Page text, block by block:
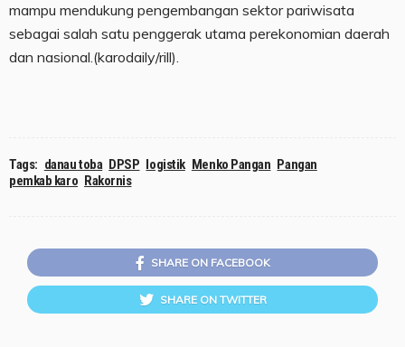
mampu mendukung pengembangan sektor pariwisata
sebagai salah satu penggerak utama perekonomian daerah
dan nasional.(karodaily/rill).
Tags: danau toba DPSP logistik Menko Pangan Pangan
pemkab karo Rakornis
SHARE ON FACEBOOK
SHARE ON TWITTER